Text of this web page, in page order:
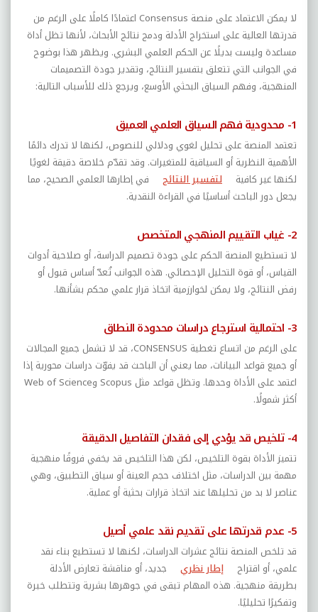
لا يمكن الاعتماد على منصة Consensus اعتمادًا كاملًا على الرغم من
قدرتها العالية على استخراج الأدلة ودمج نتائج الأبحاث، لأنها تظل أداة
مساعدة وليست بديلًا عن الحكم العلمي البشري. ويظهر هذا بوضوح
في الجوانب التي تتعلق بتفسير النتائج، وتقدير جودة التصميمات
المنهجية، وفهم السياق البحثي الأوسع، ويرجع ذلك للأسباب التالية:
1- محدودية فهم السياق العلمي العميق
تعتمد المنصة على تحليل لغوي ودلالي للنصوص، لكنها لا تدرك دائمًا
الأهمية النظرية أو السياقية للمتغيرات. وقد تقدّم خلاصة دقيقة لغويًا
لكنها غير كافية
لتفسير النتائج
في إطارها العلمي الصحيح، مما
يجعل دور الباحث أساسيًا في القراءة النقدية.
2- غياب التقييم المنهجي المتخصص
لا تستطيع المنصة الحكم على جودة تصميم الدراسة، أو صلاحية أدوات
القياس، أو قوة التحليل الإحصائي. هذه الجوانب تُعدّ أساس قبول أو
رفض النتائج، ولا يمكن لخوارزمية اتخاذ قرار علمي محكم بشأنها.
3- احتمالية استرجاع دراسات محدودة النطاق
على الرغم من اتساع تغطية CONSENSUS، قد لا تشمل جميع المجالات
أو جميع قواعد البيانات، مما يعني أن الباحث قد يفوّت دراسات محورية إذا
اعتمد على الأداة وحدها. وتظل قواعد مثل Scopus وWeb of Science
أكثر شمولًا.
4- تلخيص قد يؤدي إلى فقدان التفاصيل الدقيقة
تتميز الأداة بقوة التلخيص، لكن هذا التلخيص قد يخفي فروقًا منهجية
مهمة بين الدراسات، مثل اختلاف حجم العينة أو سياق التطبيق، وهي
عناصر لا بد من تحليلها عند اتخاذ قرارات بحثية أو عملية.
5- عدم قدرتها على تقديم نقد علمي أصيل
قد تلخص المنصة نتائج عشرات الدراسات، لكنها لا تستطيع بناء نقد
علمي، أو اقتراح
إطار نظري
جديد، أو مناقشة تعارض الأدلة
بطريقة منهجية. هذه المهام تبقى في جوهرها بشرية وتتطلب خبرة
وتفكيرًا تحليليًا.